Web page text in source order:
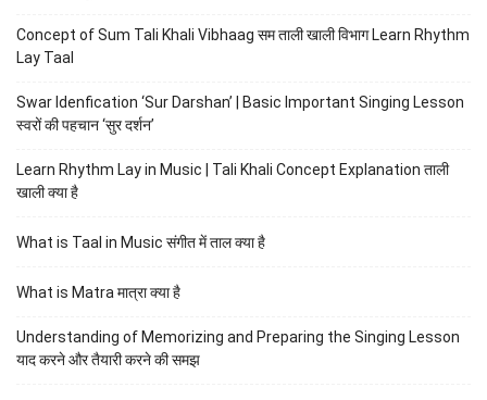
Concept of Sum Tali Khali Vibhaag सम ताली खाली विभाग Learn Rhythm
Lay Taal
Swar Idenfication ‘Sur Darshan’ | Basic Important Singing Lesson
स्वरों की पहचान ‘सुर दर्शन’
Learn Rhythm Lay in Music | Tali Khali Concept Explanation ताली
खाली क्या है
What is Taal in Music संगीत में ताल क्या है
What is Matra मात्रा क्या है
Understanding of Memorizing and Preparing the Singing Lesson
याद करने और तैयारी करने की समझ